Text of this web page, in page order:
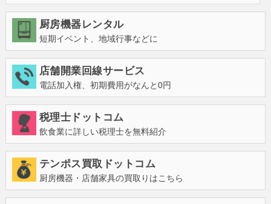
厨房機器レンタル
短期イベント、地域行事などに
店舗開業回線サービス
電話加入権、初期費用がなんと0円
税理士ドットコム
飲食業に詳しい税理士を無料紹介
テンポス買取ドットコム
厨房機器・店舗家具の買取りはこちら